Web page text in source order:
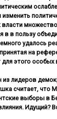
власти
в в пользу
удалось
на
для этого
лидеров
считает, что
выборы в
Идущий?